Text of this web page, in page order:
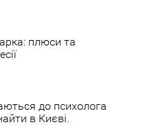
плюси та
до психолога
в Києві.